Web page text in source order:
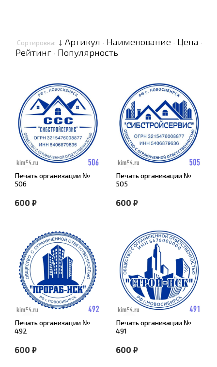
Сортировка: ↓ Артикул · Наименование · Цена ·
Рейтинг · Популярность
Печать организации №
506
600 ₽
Печать организации №
505
600 ₽
Печать организации №
492
600 ₽
Печать организации №
491
600 ₽